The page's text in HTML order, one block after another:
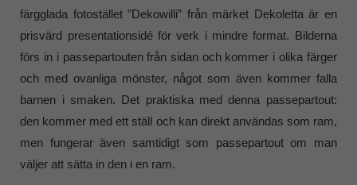
färgglada fotostället ”Dekowilli” från märket Dekoletta är en
prisvärd presentationsidé för verk i mindre format. Bilderna
förs in i passepartouten från sidan och kommer i olika färger
och med ovanliga mönster, något som även kommer falla
barnen i smaken. Det praktiska med denna passepartout:
den kommer med ett ställ och kan direkt användas som ram,
men fungerar även samtidigt som passepartout om man
väljer att sätta in den i en ram.